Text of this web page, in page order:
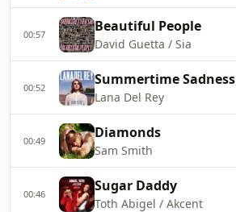
00:57 Beautiful People
David Guetta / Sia
00:52 Summertime Sadness
Lana Del Rey
00:49 Diamonds
Sam Smith
00:46 Sugar Daddy
Toth Abigel / Akcent